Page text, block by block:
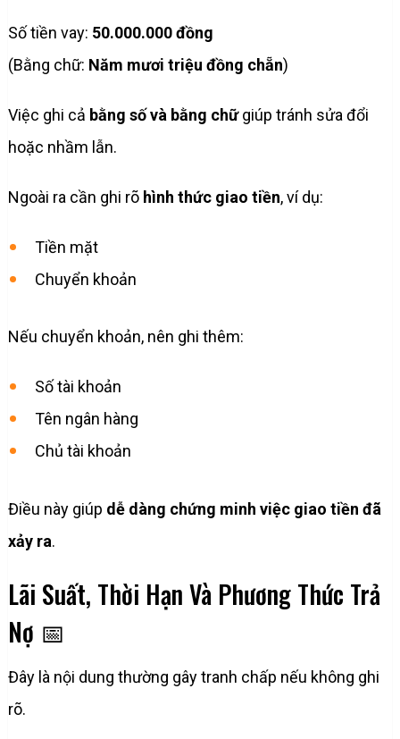
Số tiền vay: 50.000.000 đồng
(Bằng chữ: Năm mươi triệu đồng chẵn)
Việc ghi cả bằng số và bằng chữgiúp tránh sửa đổi
hoặc nhầm lẫn.
Ngoài ra cần ghi rõ hình thức giao tiền, ví dụ:
Tiền mặt
Chuyển khoản
Nếu chuyển khoản, nên ghi thêm:
Số tài khoản
Tên ngân hàng
Chủ tài khoản
Điều này giúp dễ dàng chứng minh việc giao tiền đã
xảy ra.
Lãi Suất, Thời Hạn Và Phương Thức Trả
Nợ 📅
Đây là nội dung thường gây tranh chấp nếu không ghi
rõ.